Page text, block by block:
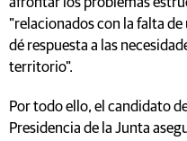
"relacionados con la falta
dé respuesta a las
territorio".
Por todo ello, el candidato
Presidencia de la Junta